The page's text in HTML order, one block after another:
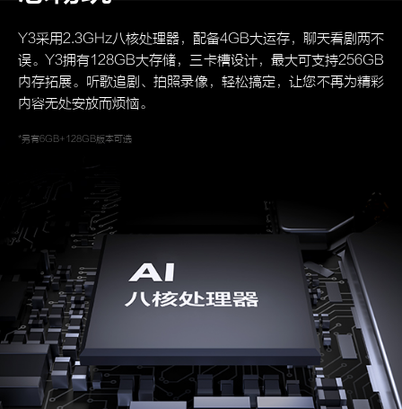
Y3采用2.3GHz八核处理器，配备4GB大运存，聊天看剧两不
误。Y3拥有128GB大存储，三卡槽设计，最大可支持256GB
内存拓展。听歌追剧、拍照录像，轻松搞定，让您不再为精彩
内容无处安放而烦恼。
*另有6GB+128GB版本可选